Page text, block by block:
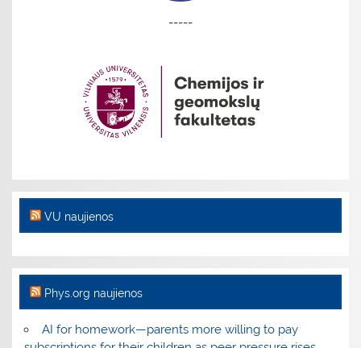
-----
VU naujienos
Phys.org naujienos
AI for homework—parents more willing to pay